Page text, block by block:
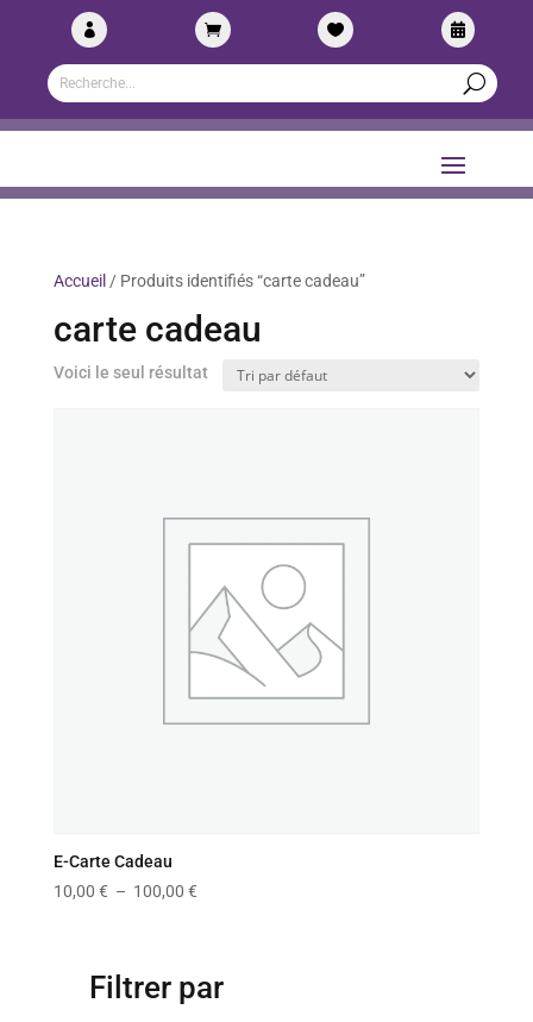
   
Accueil / Produits identifiés “carte cadeau”
carte cadeau
Voici le seul résultat
E-Carte Cadeau
10,00 € – 100,00 €Plage
à
Filtrer par